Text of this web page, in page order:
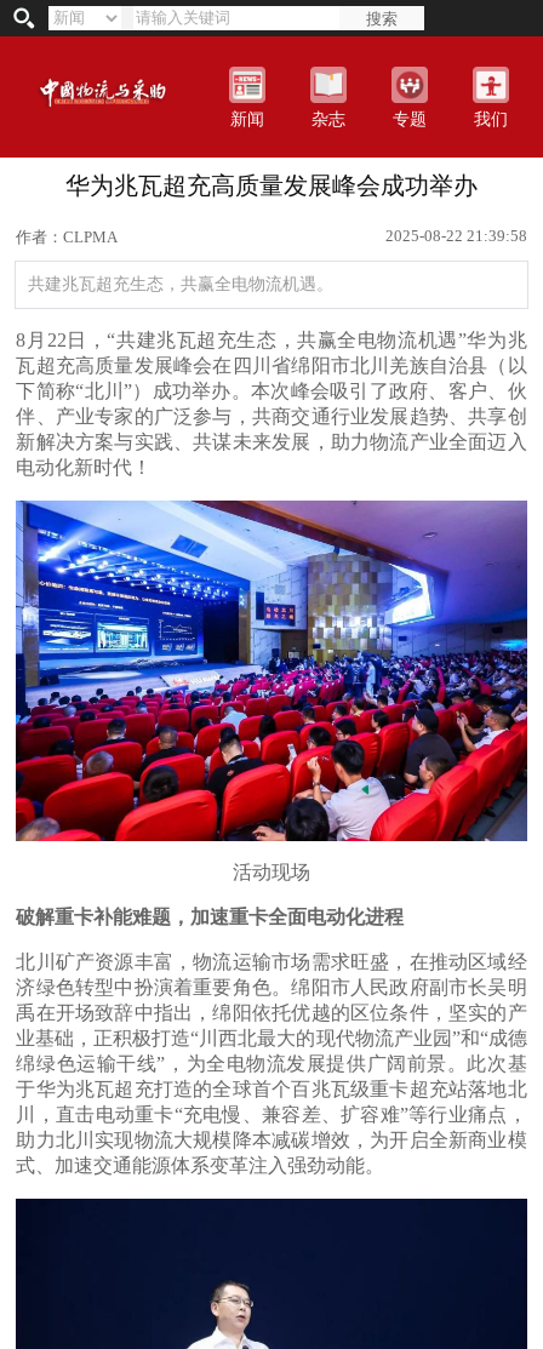
搜索
新闻 杂志 专题 我们
华为兆瓦超充高质量发展峰会成功举办
作者：CLPMA 2025-08-22 21:39:58
共建兆瓦超充生态，共赢全电物流机遇。
8月22日，“共建兆瓦超充生态，共赢全电物流机遇”华为兆
瓦超充高质量发展峰会在四川省绵阳市北川羌族自治县（以
下简称“北川”）成功举办。本次峰会吸引了政府、客户、伙
伴、产业专家的广泛参与，共商交通行业发展趋势、共享创
新解决方案与实践、共谋未来发展，助力物流产业全面迈入
电动化新时代！
活动现场
破解重卡补能难题，加速重卡全面电动化进程
北川矿产资源丰富，物流运输市场需求旺盛，在推动区域经
济绿色转型中扮演着重要角色。绵阳市人民政府副市长吴明
禹在开场致辞中指出，绵阳依托优越的区位条件，坚实的产
业基础，正积极打造“川西北最大的现代物流产业园”和“成德
绵绿色运输干线”，为全电物流发展提供广阔前景。此次基
于华为兆瓦超充打造的全球首个百兆瓦级重卡超充站落地北
川，直击电动重卡“充电慢、兼容差、扩容难”等行业痛点，
助力北川实现物流大规模降本减碳增效，为开启全新商业模
式、加速交通能源体系变革注入强劲动能。